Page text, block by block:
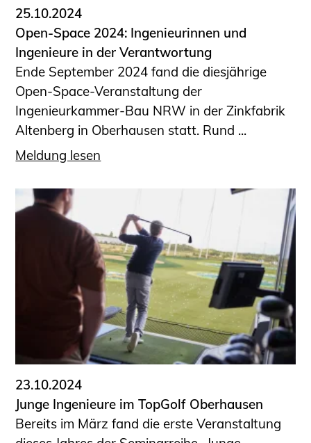
25.10.2024
Open-Space 2024: Ingenieurinnen und
Ingenieure in der Verantwortung
Ende September 2024 fand die diesjährige
Open-Space-Veranstaltung der
Ingenieurkammer-Bau NRW in der Zinkfabrik
Altenberg in Oberhausen statt. Rund ...
Meldung lesen
23.10.2024
Junge Ingenieure im TopGolf Oberhausen
Bereits im März fand die erste Veranstaltung